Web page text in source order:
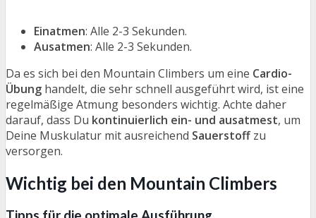
Einatmen: Alle 2-3 Sekunden.
Ausatmen: Alle 2-3 Sekunden.
Da es sich bei den Mountain Climbers um eine Cardio-
Übung handelt, die sehr schnell ausgeführt wird, ist eine
regelmäßige Atmung besonders wichtig. Achte daher
darauf, dass Du kontinuierlich ein- und ausatmest, um
Deine Muskulatur mit ausreichend Sauerstoffzu
versorgen.
Wichtig bei den Mountain Climbers